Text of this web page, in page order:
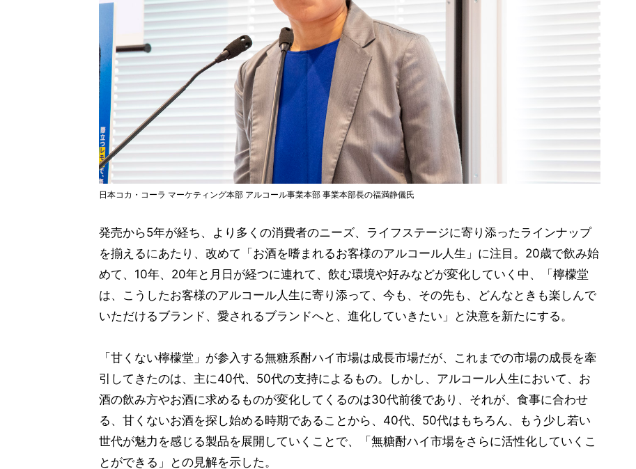
日本コカ・コーラ マーケティング本部 アルコール事業本部 事業本部長の福満静儀氏
発売から5年が経ち、より多くの消費者のニーズ、ライフステージに寄り添ったラインナップ
を揃えるにあたり、改めて「お酒を嗜まれるお客様のアルコール人生」に注目。20歳で飲み始
めて、10年、20年と月日が経つに連れて、飲む環境や好みなどが変化していく中、「檸檬堂
は、こうしたお客様のアルコール人生に寄り添って、今も、その先も、どんなときも楽しんで
いただけるブランド、愛されるブランドへと、進化していきたい」と決意を新たにする。
「甘くない檸檬堂」が参入する無糖系酎ハイ市場は成長市場だが、これまでの市場の成長を牽
引してきたのは、主に40代、50代の支持によるもの。しかし、アルコール人生において、お
酒の飲み方やお酒に求めるものが変化してくるのは30代前後であり、それが、食事に合わせ
る、甘くないお酒を探し始める時期であることから、40代、50代はもちろん、もう少し若い
世代が魅力を感じる製品を展開していくことで、「無糖酎ハイ市場をさらに活性化していくこ
とができる」との見解を示した。